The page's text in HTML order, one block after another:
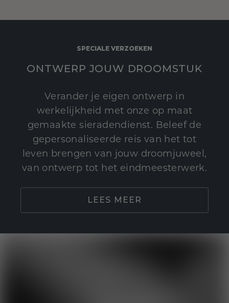
SPECIALE VERZOEKEN
ONTWERP JOUW DROOMSTUK
Verander je eigen ontwerp in
werkelijkheid met onze op maat
gemaakte sieradendienst. Beleef de
gepersonaliseerde reis van het tot
leven brengen van jouw droomjuweel,
van ontwerp tot het eindmeesterwerk.
LEES MEER